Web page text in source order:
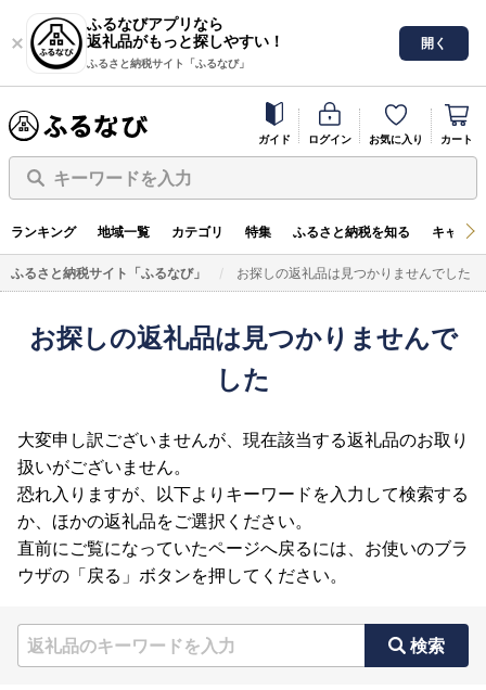
ふるなびアプリなら
返礼品がもっと探しやすい！
ふるさと納税サイト「ふるなび」
開く
ガイド ログイン お気に入り カート
キーワードを入力
ランキング 地域一覧 カテゴリ 特集 ふるさと納税を知る キャン
ふるさと納税サイト「ふるなび」 お探しの返礼品は見つかりませんでした
お探しの返礼品は見つかりませんで
した
大変申し訳ございませんが、現在該当する返礼品のお取り
扱いがございません。
恐れ入りますが、以下よりキーワードを入力して検索する
か、ほかの返礼品をご選択ください。
直前にご覧になっていたページへ戻るには、お使いのブラ
ウザの「戻る」ボタンを押してください。
検索